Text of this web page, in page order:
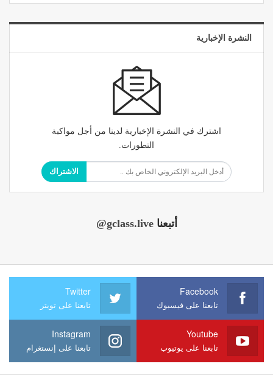
النشرة الإخبارية
اشترك في النشرة الإخبارية لدينا من أجل مواكبة
التطورات.
الاشتراك
أتبعنا@gclass.live
Facebook
تابعنا على فيسبوك
Twitter
تابعنا على تويتر
Youtube
تابعنا على يوتيوب
Instagram
تابعنا على إنستغرام